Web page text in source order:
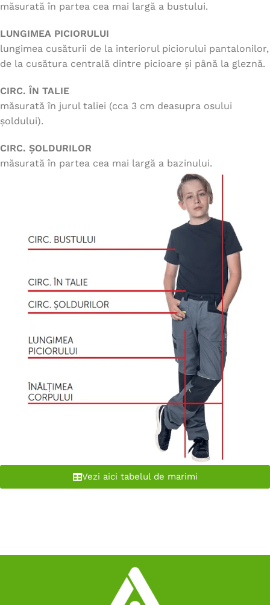
măsurată în partea cea mai largă a bustului.
LUNGIMEA PICIORULUI
lungimea cusăturii de la interiorul piciorului pantalonilor,
de la cusătura centrală dintre picioare și până la gleznă.
CIRC. ÎN TALIE
măsurată în jurul taliei (cca 3 cm deasupra osului
șoldului).
CIRC. ȘOLDURILOR
măsurată în partea cea mai largă a bazinului.
Vezi aici tabelul de marimi